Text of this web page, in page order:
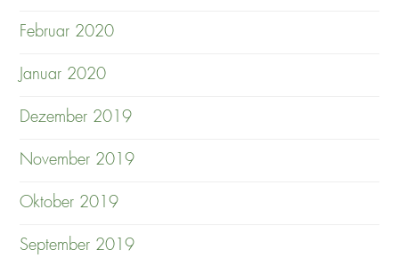
Februar 2020
Januar 2020
Dezember 2019
November 2019
Oktober 2019
September 2019